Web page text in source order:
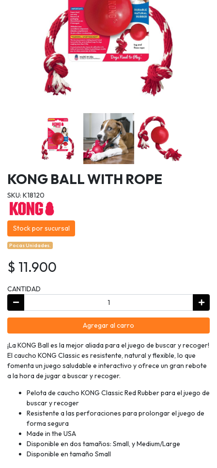
KONG BALL WITH ROPE
SKU: K18120
Stock por sucursal
Pocas Unidades.
$ 11.900
CANTIDAD
Agregar al carro
¡La KONG Ball es la mejor aliada para el juego de buscar y recoger!
El caucho KONG Classic es resistente, natural y flexible, lo que
fomenta un juego saludable e interactivo y ofrece un gran rebote
a la hora de jugar a buscar y recoger.
Pelota de caucho KONG Classic Red Rubber para el juego de
buscar y recoger
Resistente a las perforaciones para prolongar el juego de
forma segura
Made in the USA
Disponible en dos tamaños: Small, y Medium/Large
Disponible en tamaño Small